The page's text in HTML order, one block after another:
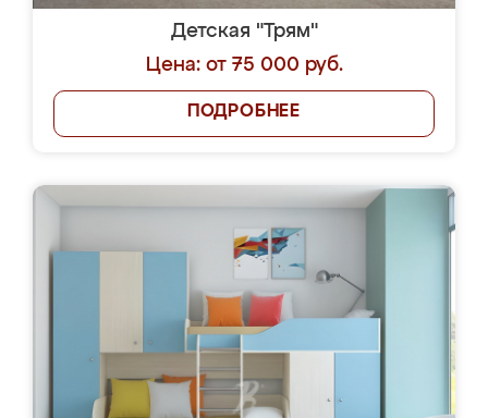
Детская "Трям"
Цена: от 75 000 руб.
ПОДРОБНЕЕ